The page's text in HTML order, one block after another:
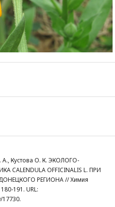
А., Кустова О. К. ЭКОЛОГО-
OFFICINALIS L. ПРИ
РЕГИОНА // Химия
191. URL: